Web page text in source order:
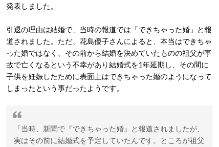
発表しました。
引退の理由は結婚で、当時の報道では「できちゃった婚」と報
道されました。ただ、花島優子さんによると、本当はできちゃ
った婚ではなく、その前から結婚を決めていたものの祖父が事
故で亡くなるという不幸があり結婚式を1年延期し、その間に
子供を妊娠したために表面上はできちゃった婚のようになって
しまったという事だったようです。
「当時、新聞で『できちゃった婚』と報道されましたが、
実はその前に結婚式を予定していたんです。ところが祖父